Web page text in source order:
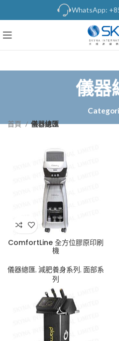
WhatsApp:
儀器
首頁 儀器總匯
ComfortLine 全方位膠原印刷
機
儀器總匯, 減肥養身系列, 面部系
列